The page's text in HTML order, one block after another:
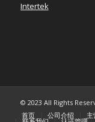
Intertek
© 2023 All Rights
首页
公司介绍 主